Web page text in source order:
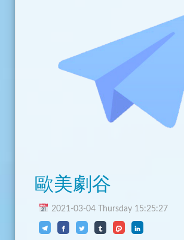
歐美劇谷
2021-03-04 Thursday 15:25:27